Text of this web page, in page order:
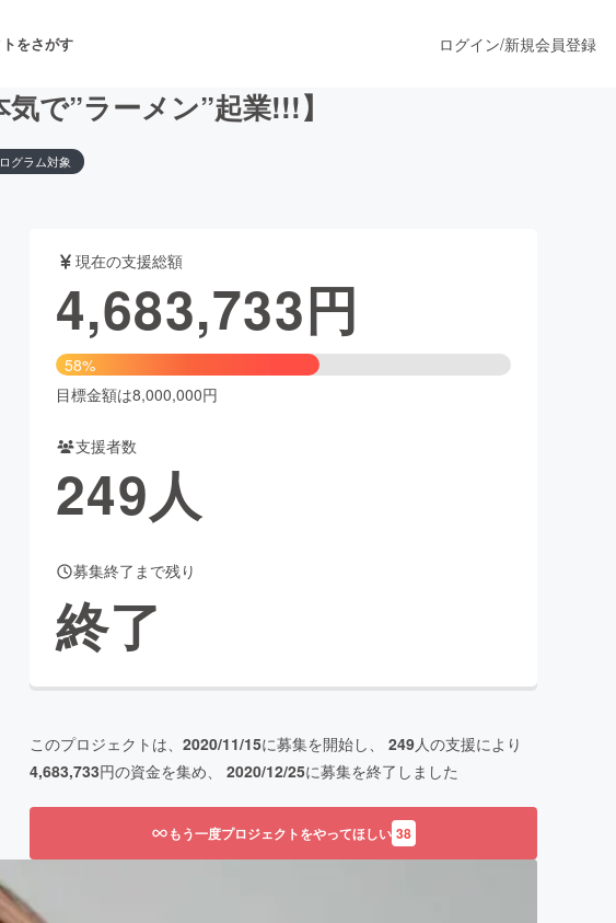
をさがす
パフォーマンス
ファッション
ティー・ヘルスケア
ログイン/新規会員登録
で”ラーメン”起業!!!】
グラム対象
現在の支援総額
4,683,733円
58%
目標金額は8,000,000円
支援者数
249人
募集終了まで残り
終了
このプロジェクトは、 2020/11/15に募集を開始し、 249人の支援により
4,683,733円の資金を集め、 2020/12/25に募集を終了しました
もう一度プロジェクトをやってほしい 38